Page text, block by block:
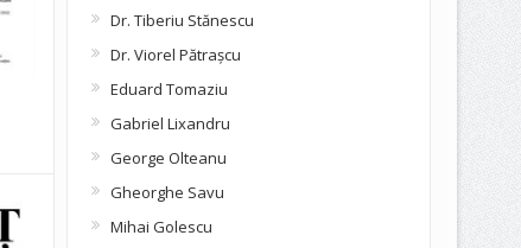
Dr. Tiberiu Stănescu
Dr. Viorel Pătraşcu
Eduard Tomaziu
Gabriel Lixandru
George Olteanu
Gheorghe Savu
Mihai Golescu